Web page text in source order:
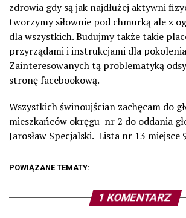
zdrowia gdy są jak najdłużej aktywni
tworzymy siłownie pod chmurką ale z
dla wszystkich. Budujmy także takie
przyrządami i instrukcjami dla
Zainteresowanych tą problematyką
stronę facebookową.
Wszystkich świnoujścian zachęcam do
mieszkańców okręgu nr 2 do oddania
Jarosław Specjalski. Lista nr 13 miejsce
POWIĄZANE TEMATY:
1 KOMENTARZ